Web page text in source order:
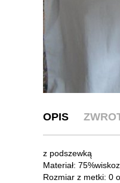
OPIS
z podszewką
Materiał:
Rozmiar z metki: 0